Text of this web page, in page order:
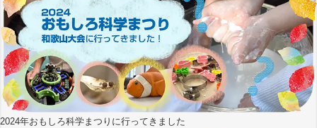
2024年おもしろ科学まつりに行ってきました